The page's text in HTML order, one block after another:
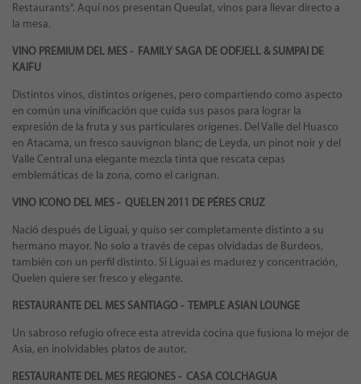
Restaurants”. Aquí nos presentan Queulat, vinos para llevar directo a
la mesa.
VINO PREMIUM DEL MES - FAMILY SAGA DE ODFJELL & SUMPAI DE
KAIFU
Distintos vinos, distintos orígenes, pero compartiendo como aspecto
en común una vinificación que cuida sus pasos para lograr la
expresión de la fruta y sus particulares orígenes. Del Valle del Huasco
en Atacama, un fresco sauvignon blanc; de Leyda, un pinot noir y del
Valle Central una elegante mezcla tinta que rescata cepas
emblemáticas de la zona, como el carignan.
VINO ICONO DEL MES - QUELEN 2011 DE PÉRES CRUZ
Nació después de Liguai, y quiso ser completamente distinto a su
hermano mayor. No solo a través de cepas olvidadas de Burdeos,
también con un perfil distinto. Si Liguai es madurez y concentración,
Quelen quiere ser fresco y elegante.
RESTAURANTE DEL MES SANTIAGO - TEMPLE ASIAN LOUNGE
Un sabroso refugio ofrece esta atrevida cocina que fusiona lo mejor de
Asia, en inolvidables platos de autor.
RESTAURANTE DEL MES REGIONES - CASA COLCHAGUA